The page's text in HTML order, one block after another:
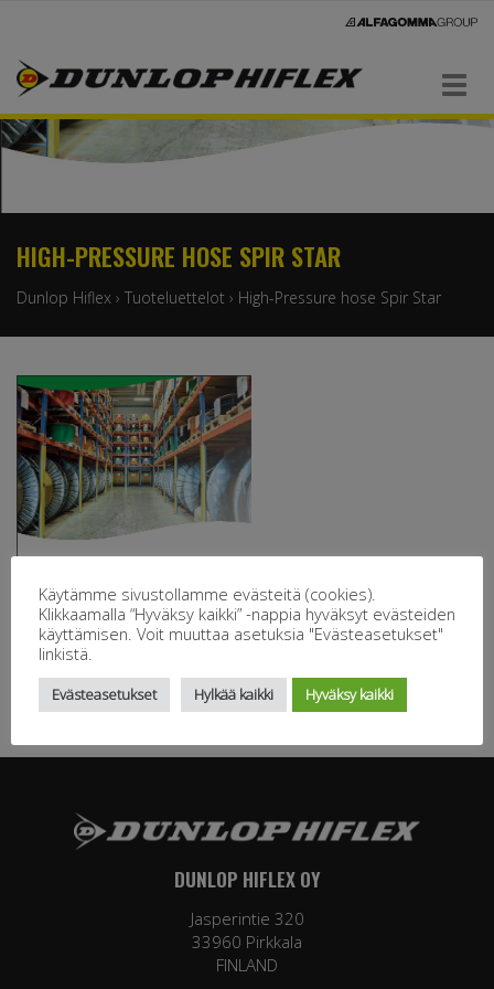
Navigaatio
HIGH-PRESSURE HOSE SPIR STAR
Dunlop Hiflex › Tuoteluettelot › High-Pressure hose Spir Star
DUNLOP HIFLEX OY
Jasperintie 320
33960 Pirkkala
FINLAND
Käytämme sivustollamme evästeitä (cookies).
Klikkaamalla “Hyväksy kaikki” -nappia hyväksyt evästeiden
käyttämisen. Voit muuttaa asetuksia "Evästeasetukset"
linkistä.
Evästeasetukset Hylkää kaikki Hyväksy kaikki